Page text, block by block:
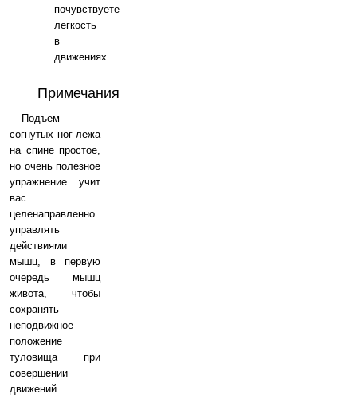
почувствуете
легкость
в
движениях.
Примечания
Подъем
согнутых ног лежа
на спине простое,
но очень полезное
упражнение учит
вас
целенаправленно
управлять
действиями
мышц, в первую
очередь мышц
живота, чтобы
сохранять
неподвижное
положение
туловища при
совершении
движений